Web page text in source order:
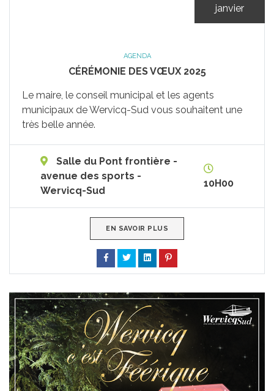
janvier
AGENDA
CÉRÉMONIE DES VŒUX 2025
Le maire, le conseil municipal et les agents
municipaux de Wervicq-Sud vous souhaitent une
très belle année.
Salle du Pont frontière -
avenue des sports -
Wervicq-Sud
10H00
EN SAVOIR PLUS